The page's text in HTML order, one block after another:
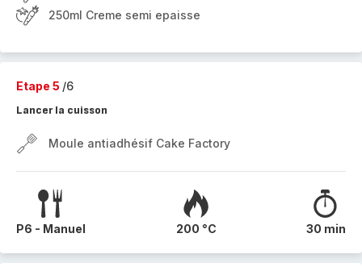
250ml Creme semi epaisse
Etape 5 /6
Lancer la cuisson
Moule antiadhésif Cake Factory
P6 - Manuel 200 °C 30 min